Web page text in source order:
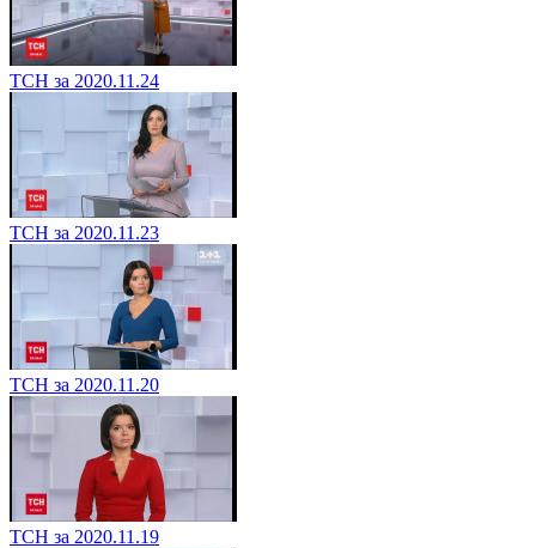
ТСН за 2020.11.24
ТСН за 2020.11.23
ТСН за 2020.11.20
ТСН за 2020.11.19